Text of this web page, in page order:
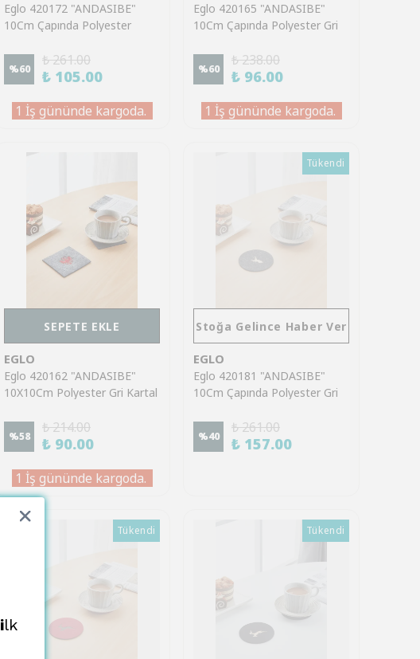
Eglo 420172 "ANDASIBE"
10Cm Çapında Polyester
%60
₺ 261.00
₺ 105.00
1 İş gününde kargoda.
Eglo 420165 "ANDASIBE"
10Cm Çapında Polyester Gri
%60
₺ 238.00
₺ 96.00
1 İş gününde kargoda.
SEPETE EKLE
EGLO
Eglo 420162 "ANDASIBE"
10X10Cm Polyester Gri Kartal
%58
₺ 214.00
₺ 90.00
1 İş gününde kargoda.
Tükendi
Stoğa Gelince Haber Ver
EGLO
Eglo 420181 "ANDASIBE"
10Cm Çapında Polyester Gri
%40
₺ 261.00
₺ 157.00
Tükendi Tükendi
ilk